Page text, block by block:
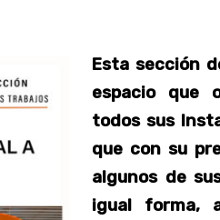
Esta sección
espacio que
todos sus
que con su
algunos de
igual forma,